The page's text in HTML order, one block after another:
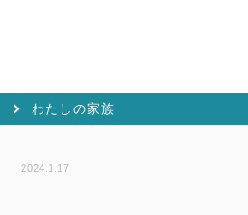
わたしの家族
2024.1.17